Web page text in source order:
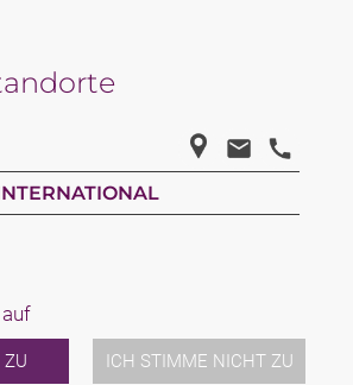
ICH STIMME NICHT ZU
Youtube